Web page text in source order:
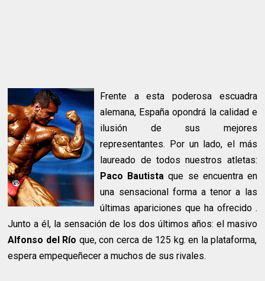
Frente a esta poderosa escuadra
alemana, España opondrá la calidad e
ilusión de sus mejores
representantes. Por un lado, el más
laureado de todos nuestros atletas:
Paco Bautista que se encuentra en
una sensacional forma a tenor a las
últimas apariciones que ha ofrecido .
Junto a él, la sensación de los dos últimos años: el masivo
Alfonso del Río que, con cerca de 125 kg. en la plataforma,
espera empequeñecer a muchos de sus rivales.